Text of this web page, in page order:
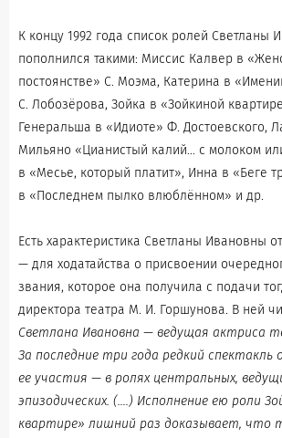
К концу 1992 года список ролей Светланы
пополнился такими: Миссис Калвер в
постоянстве» С. Моэма, Катерина в
С. Лобозёрова, Зойка в «Зойкиной
Генеральша в «Идиоте» Ф. Достоевского,
Мильяно «Цианистый калий… с молоком
в «Месье, который платит», Инна в «Беге
в «Последнем пылко влюблённом» и др.
Есть характеристика Светланы Ивановны
— для ходатайства о присвоении
звания, которое она получила с подачи
директора театра М. И. Горшунова. В ней
Светлана Ивановна — ведущая актриса
За последние три года редкий спектакль
ее участия — в ролях центральных,
эпизодических. (….) Исполнение ею роли
квартире» лишний раз доказывает, что